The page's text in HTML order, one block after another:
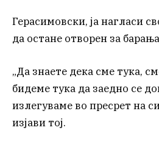
Герасимовски, ја нагласи
да остане отворен за
„Да знаете дека сме тука,
бидеме тука да заедно се
излегуваме во пресрет на
изјави тој.